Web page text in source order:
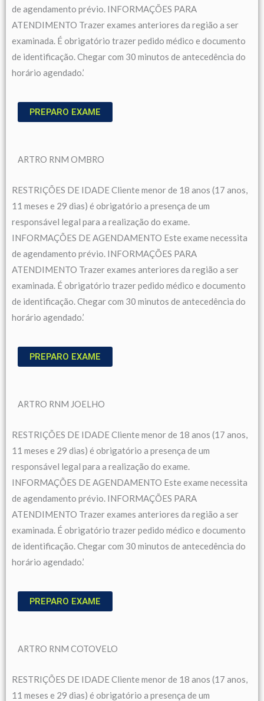
de agendamento prévio. INFORMAÇÕES PARA
ATENDIMENTO Trazer exames anteriores da região a ser
examinada. É obrigatório trazer pedido médico e documento
de identificação. Chegar com 30 minutos de antecedência do
horário agendado.’
PREPARO EXAME
ARTRO RNM OMBRO
RESTRIÇÕES DE IDADE Cliente menor de 18 anos (17 anos,
11 meses e 29 dias) é obrigatório a presença de um
responsável legal para a realização do exame.
INFORMAÇÕES DE AGENDAMENTO Este exame necessita
de agendamento prévio. INFORMAÇÕES PARA
ATENDIMENTO Trazer exames anteriores da região a ser
examinada. É obrigatório trazer pedido médico e documento
de identificação. Chegar com 30 minutos de antecedência do
horário agendado.’
PREPARO EXAME
ARTRO RNM JOELHO
RESTRIÇÕES DE IDADE Cliente menor de 18 anos (17 anos,
11 meses e 29 dias) é obrigatório a presença de um
responsável legal para a realização do exame.
INFORMAÇÕES DE AGENDAMENTO Este exame necessita
de agendamento prévio. INFORMAÇÕES PARA
ATENDIMENTO Trazer exames anteriores da região a ser
examinada. É obrigatório trazer pedido médico e documento
de identificação. Chegar com 30 minutos de antecedência do
horário agendado.’
PREPARO EXAME
ARTRO RNM COTOVELO
RESTRIÇÕES DE IDADE Cliente menor de 18 anos (17 anos,
11 meses e 29 dias) é obrigatório a presença de um